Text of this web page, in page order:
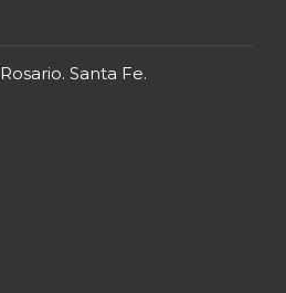
Santa Fe.